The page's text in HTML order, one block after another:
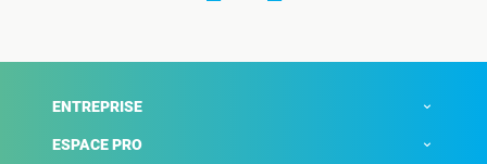
ENTREPRISE
ESPACE PRO